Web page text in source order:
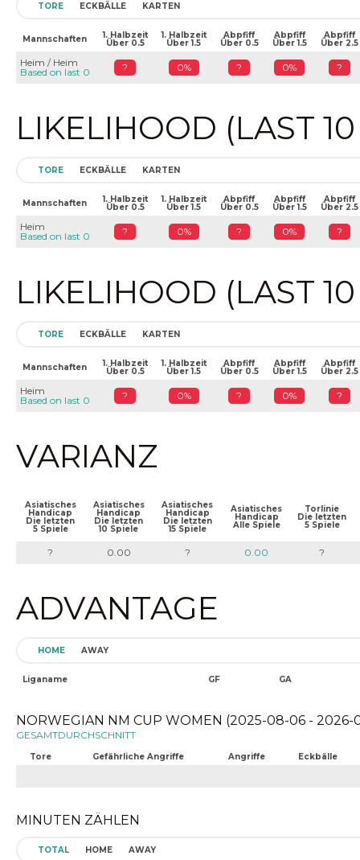
TORE ECKBÄLLE KARTEN
Mannschaften 1. Halbzeit
Über 0.5
1. Halbzeit
Über 1.5
Abpfiff
Über 0.5
Abpfiff
Über 1.5
Abpfiff
Über 2.5
Heim / Heim
Based on last 0
? 0% ? 0% ?
LIKELIHOOD (LAST
TORE ECKBÄLLE KARTEN
Mannschaften 1. Halbzeit
Über 0.5
1. Halbzeit
Über 1.5
Abpfiff
Über 0.5
Abpfiff
Über 1.5
Abpfiff
Über 2.5
Heim
Based on last 0
? 0% ? 0% ?
LIKELIHOOD (LAST
TORE ECKBÄLLE KARTEN
Mannschaften 1. Halbzeit
Über 0.5
1. Halbzeit
Über 1.5
Abpfiff
Über 0.5
Abpfiff
Über 1.5
Abpfiff
Über 2.5
Heim
Based on last 0
? 0% ? 0% ?
VARIANZ
Asiatisches
Handicap
Die letzten
5 Spiele
Asiatisches
Handicap
Die letzten
10 Spiele
Asiatisches
Handicap
Die letzten
15 Spiele
Asiatisches
Handicap
Alle Spiele
Torlinie
Die letzten
5 Spiele
? 0.00 ? 0.00 ?
ADVANTAGE
HOME AWAY
Liganame GF GA
NORWEGIAN NM CUP WOMEN (2025-08-06 - 2026-
GESAMTDURCHSCHNITT
Tore Gefährliche Angriffe Angriffe Eckbälle
MINUTEN ZÄHLEN
TOTAL HOME AWAY